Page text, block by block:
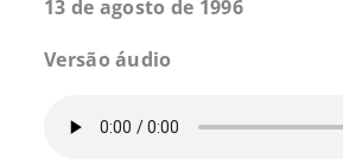
13 de agosto de 1996
Versão áudio